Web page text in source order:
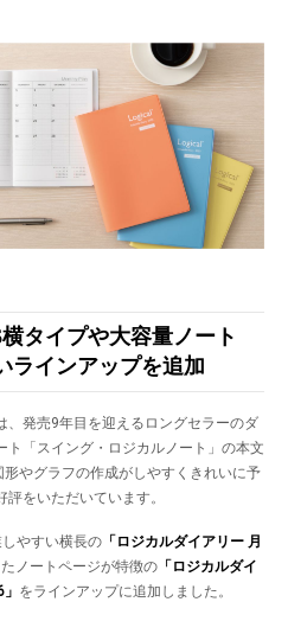
タイプや大容量ノート
ラインアップを追加
、発売9年目を迎えるロングセラーのダ
ト「スイング・ロジカルノート」の本文
やグラフの作成がしやすくきれいに予
をいただいています。
やすい横長の 「ロジカルダイアリー 月
ノートページが特徴の 「ロジカルダイ
をラインアップに追加しました。